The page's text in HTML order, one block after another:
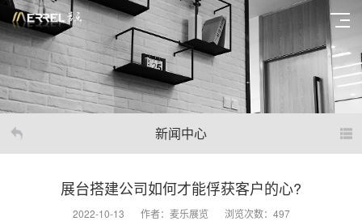
新闻中心
展台搭建公司如何才能俘获客户的心?
2022-10-13 作者：麦乐展览 浏览次数：497